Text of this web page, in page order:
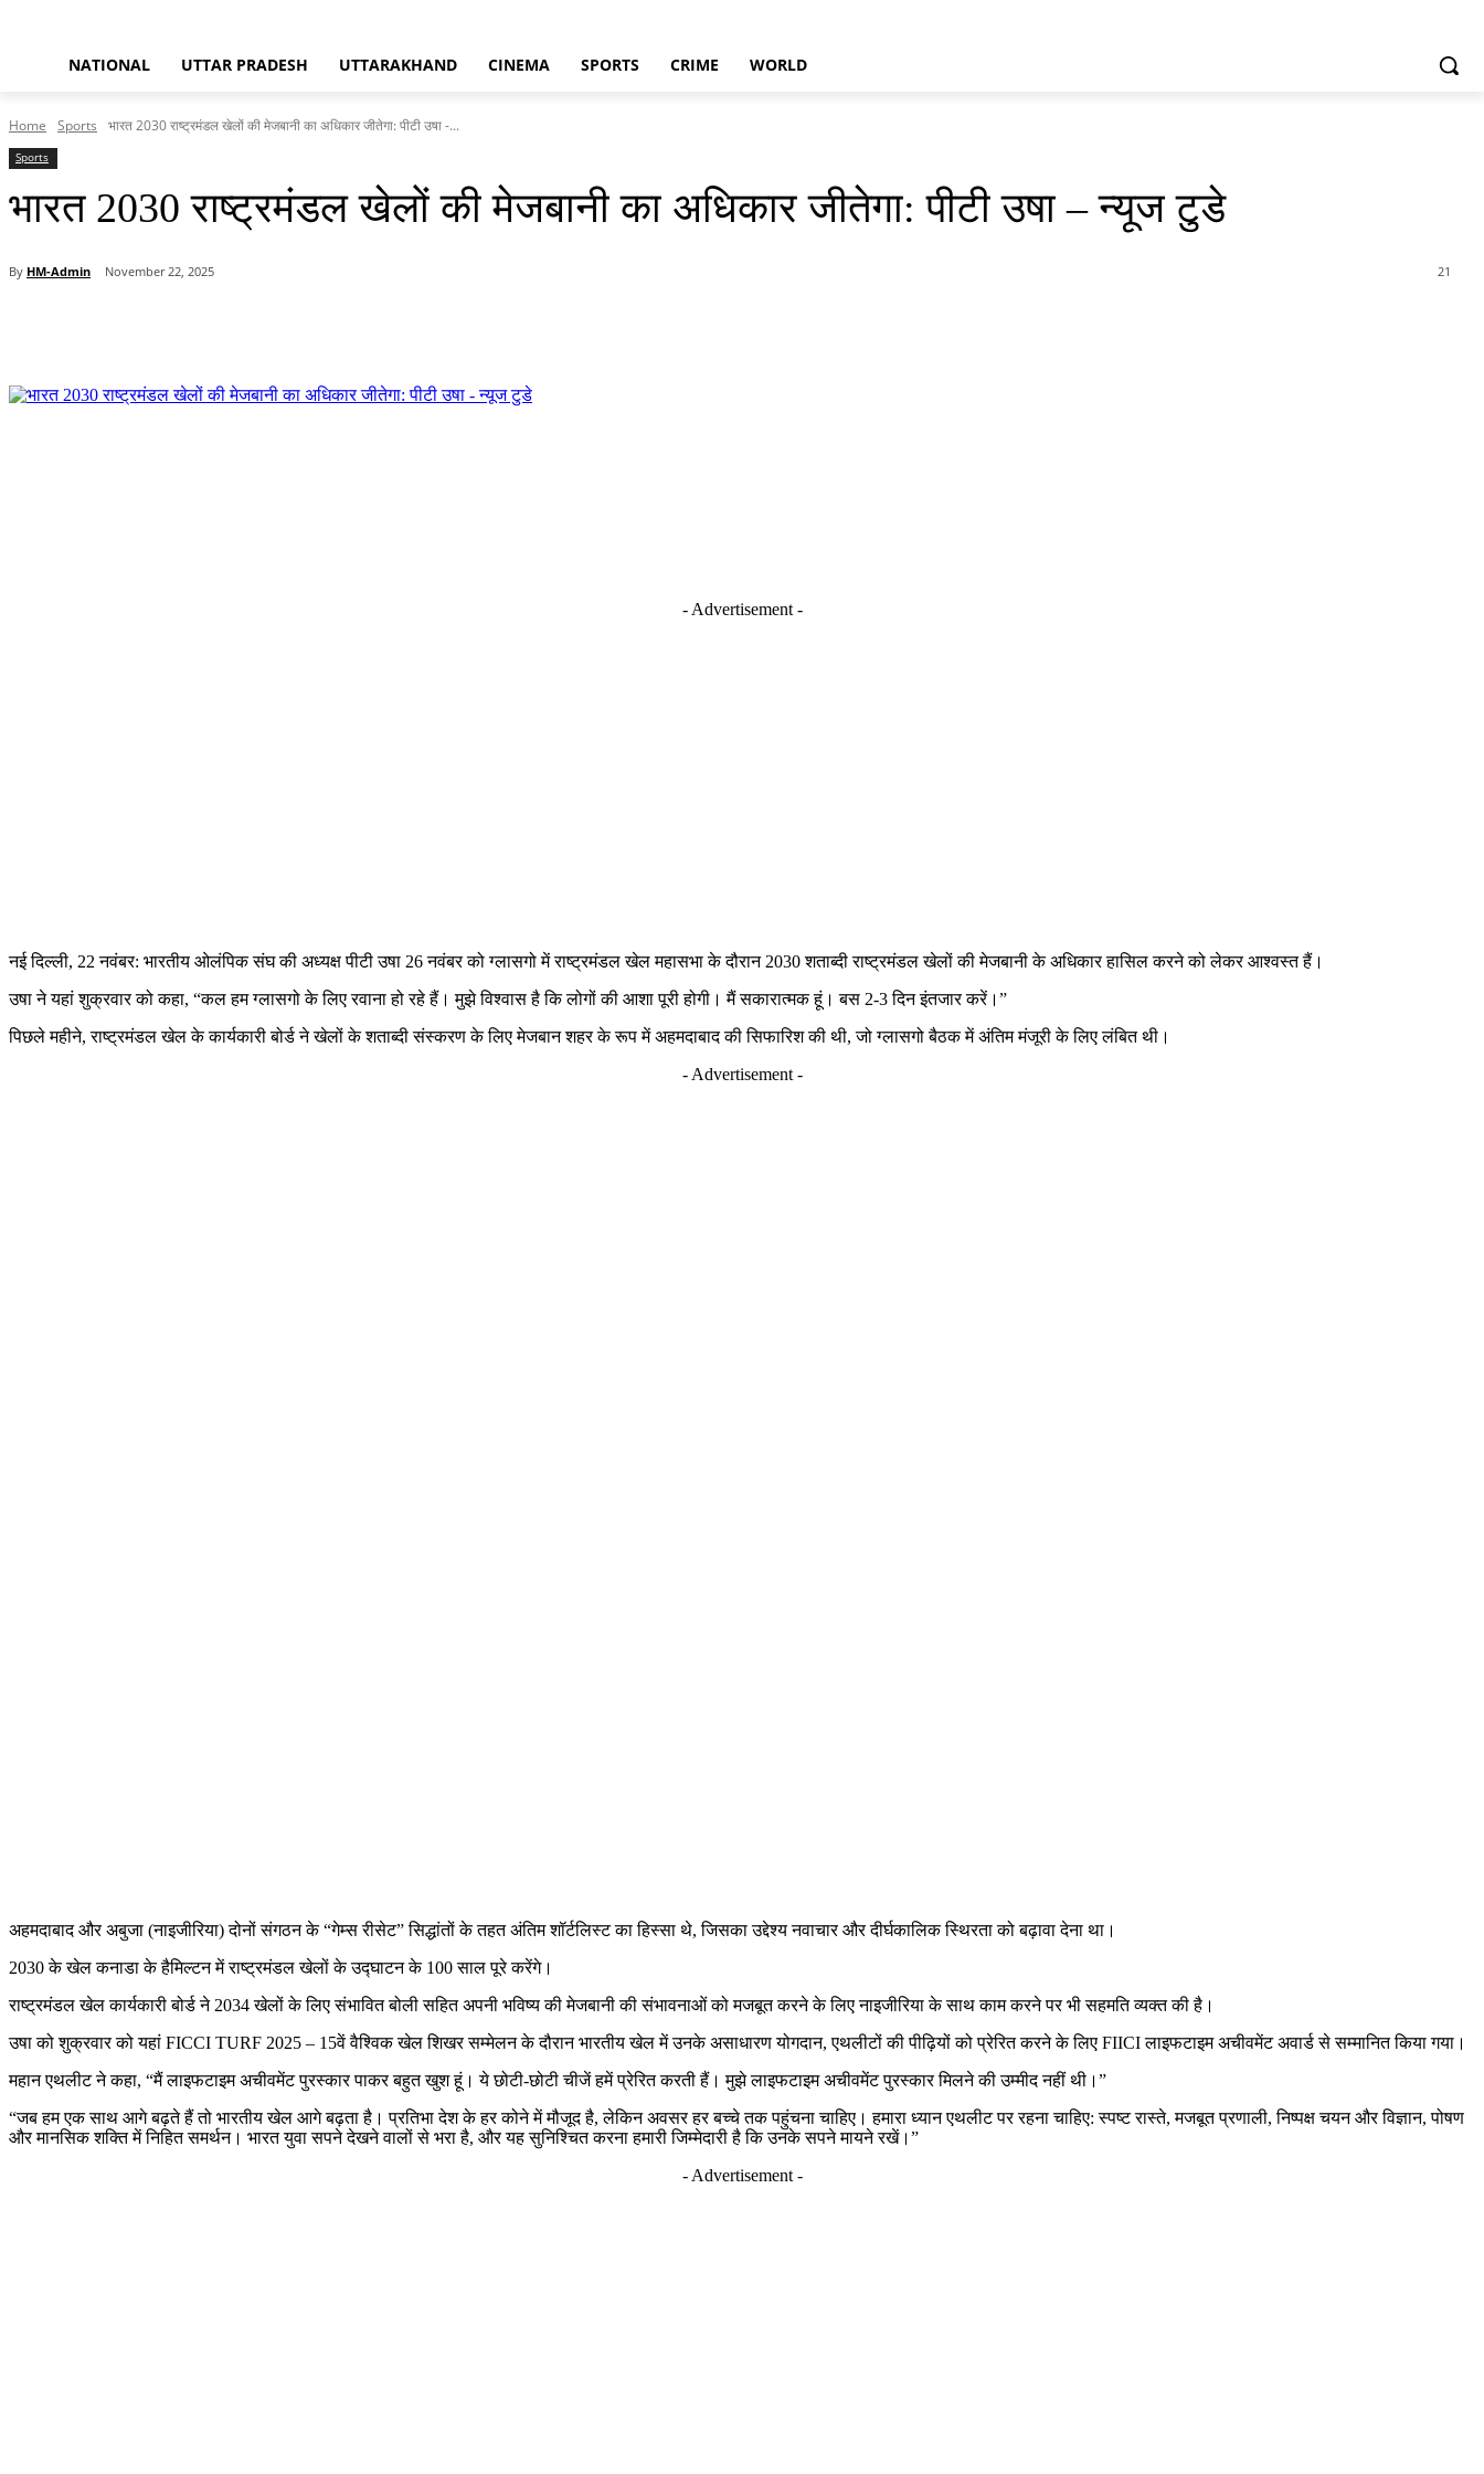
NATIONAL UTTAR PRADESH UTTARAKHAND CINEMA SPORTS CRIME WORLD
Home Sports भारत 2030 राष्ट्रमंडल खेलों की मेजबानी का अधिकार जीतेगा: पीटी उषा -...
Sports
भारत 2030 राष्ट्रमंडल खेलों की मेजबानी का अधिकार जीतेगा: पीटी उषा – न्यूज टुडे
By HM-Admin November 22, 2025 21
- Advertisement -
नई दिल्ली, 22 नवंबर: भारतीय ओलंपिक संघ की अध्यक्ष पीटी उषा 26 नवंबर को ग्लासगो में राष्ट्रमंडल खेल महासभा के दौरान 2030 शताब्दी राष्ट्रमंडल खेलों की मेजबानी के अधिकार हासिल करने को लेकर आश्वस्त हैं।
उषा ने यहां शुक्रवार को कहा, “कल हम ग्लासगो के लिए रवाना हो रहे हैं। मुझे विश्वास है कि लोगों की आशा पूरी होगी। मैं सकारात्मक हूं। बस 2-3 दिन इंतजार करें।”
पिछले महीने, राष्ट्रमंडल खेल के कार्यकारी बोर्ड ने खेलों के शताब्दी संस्करण के लिए मेजबान शहर के रूप में अहमदाबाद की सिफारिश की थी, जो ग्लासगो बैठक में अंतिम मंजूरी के लिए लंबित थी।
- Advertisement -
अहमदाबाद और अबुजा (नाइजीरिया) दोनों संगठन के “गेम्स रीसेट” सिद्धांतों के तहत अंतिम शॉर्टलिस्ट का हिस्सा थे, जिसका उद्देश्य नवाचार और दीर्घकालिक स्थिरता को बढ़ावा देना था।
2030 के खेल कनाडा के हैमिल्टन में राष्ट्रमंडल खेलों के उद्घाटन के 100 साल पूरे करेंगे।
राष्ट्रमंडल खेल कार्यकारी बोर्ड ने 2034 खेलों के लिए संभावित बोली सहित अपनी भविष्य की मेजबानी की संभावनाओं को मजबूत करने के लिए नाइजीरिया के साथ काम करने पर भी सहमति व्यक्त की है।
उषा को शुक्रवार को यहां FICCI TURF 2025 – 15वें वैश्विक खेल शिखर सम्मेलन के दौरान भारतीय खेल में उनके असाधारण योगदान, एथलीटों की पीढ़ियों को प्रेरित करने के लिए FIICI लाइफटाइम अचीवमेंट अवार्ड से सम्मानित किया गया।
महान एथलीट ने कहा, “मैं लाइफटाइम अचीवमेंट पुरस्कार पाकर बहुत खुश हूं। ये छोटी-छोटी चीजें हमें प्रेरित करती हैं। मुझे लाइफटाइम अचीवमेंट पुरस्कार मिलने की उम्मीद नहीं थी।”
“जब हम एक साथ आगे बढ़ते हैं तो भारतीय खेल आगे बढ़ता है। प्रतिभा देश के हर कोने में मौजूद है, लेकिन अवसर हर बच्चे तक पहुंचना चाहिए। हमारा ध्यान एथलीट पर रहना चाहिए: स्पष्ट रास्ते, मजबूत प्रणाली, निष्पक्ष चयन और विज्ञान, पोषण
और मानसिक शक्ति में निहित समर्थन। भारत युवा सपने देखने वालों से भरा है, और यह सुनिश्चित करना हमारी जिम्मेदारी है कि उनके सपने मायने रखें।”
- Advertisement -